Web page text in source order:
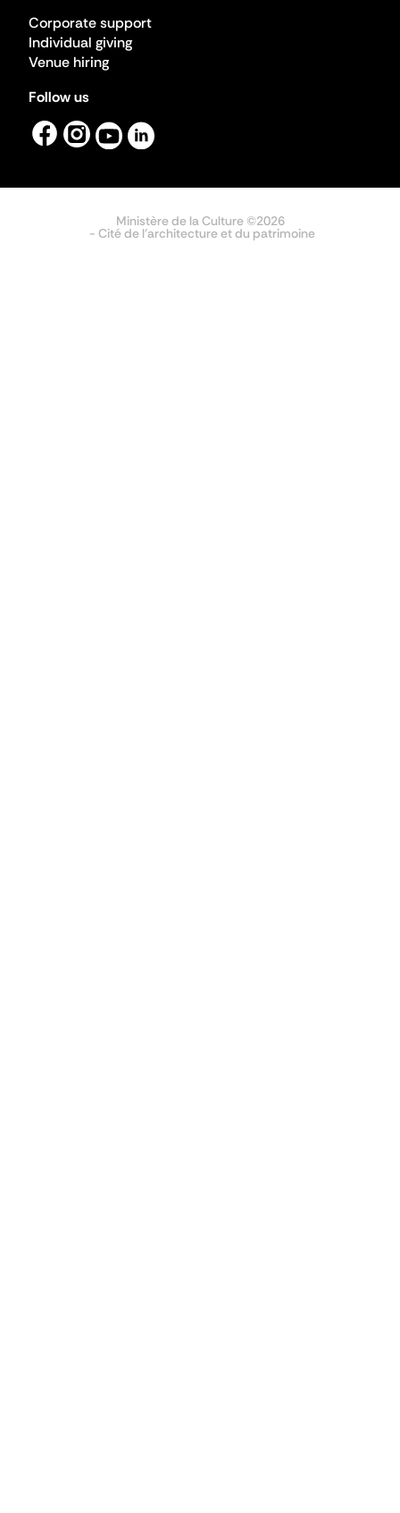
Corporate support
Individual giving
Venue hiring
Follow us
Ministère de la Culture ©2026
- Cité de l'architecture et du patrimoine